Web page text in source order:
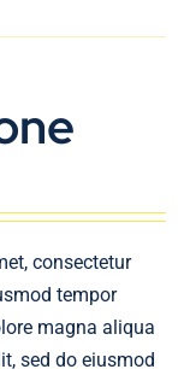
consectetur
tempor
magna aliqua
sed do eiusmod